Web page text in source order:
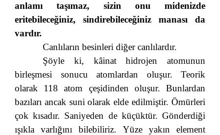
anlamı taşımaz, sizin onu midenizde
eritebileceğiniz, sindirebileceğiniz manası da
vardır.
Canlıların besinleri diğer canlılardır.
Şöyle ki, kâinat hidrojen atomunun
birleşmesi sonucu atomlardan oluşur. Teorik
olarak 118 atom çeşidinden oluşur. Bunlardan
bazıları ancak suni olarak elde edilmiştir. Ömürleri
çok kısadır. Saniyeden de küçüktür. Gönderdiği
ışıkla varlığını bilebiliriz. Yüze yakın element